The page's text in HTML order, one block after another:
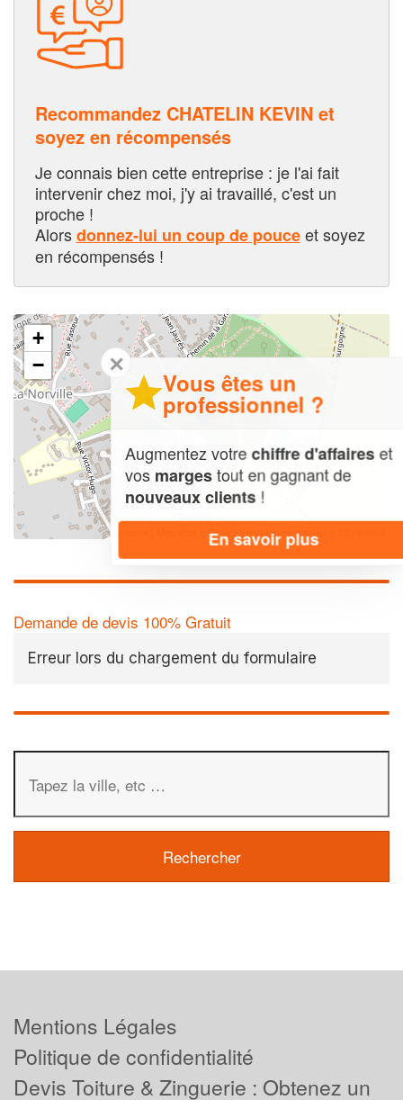
Recommandez CHATELIN KEVIN et
soyez en récompensés
Je connais bien cette entreprise : je l'ai fait
intervenir chez moi, j'y ai travaillé, c'est un
proche !
Alorsdonnez-lui un coup de pouceet soyez
en récompensés !
+
−
| Map data ©OpenStreetMap contributors,
Demande de devis 100% Gratuit
Erreur lors du chargement du formulaire
✕
Vous êtes un
professionnel ?
Augmentez votrechiffre d'affaireset
vosmargestout en gagnant de
nouveaux clients!
En savoir plus
Mentions Légales
Politique de confidentialité
Devis Toiture & Zinguerie : Obtenez un